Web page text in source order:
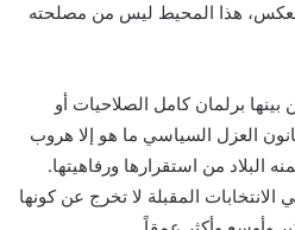
هذا المحيط ليس من مصلحته
برلمان كامل الصلاحيات أو
العزل السياسي ما هو إلا هروب
البلاد من استقرارها ورفاهيتها.
المقبلة لا تخرج عن كونها